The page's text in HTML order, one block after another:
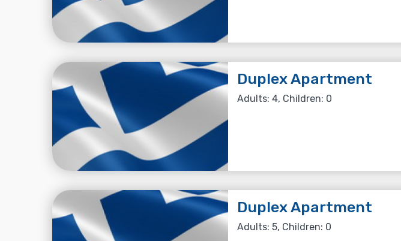
Duplex Apartment
Adults: 4, Children: 0
Duplex Apartment
Adults: 5, Children: 0